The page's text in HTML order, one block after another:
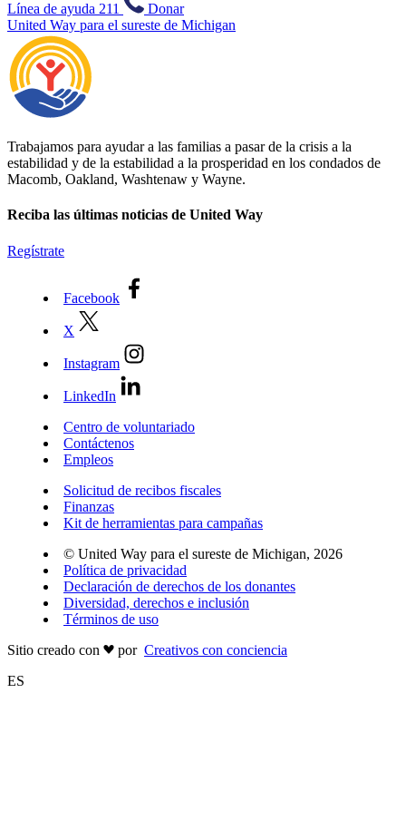
Línea de ayuda 211
Donar
United Way para el sureste de Michigan
Trabajamos para ayudar a las familias a pasar de la crisis a la
estabilidad y de la estabilidad a la prosperidad en los condados de
Macomb, Oakland, Washtenaw y Wayne.
Reciba las últimas noticias de United Way
Regístrate
Facebook
X
Instagram
LinkedIn
Centro de voluntariado
Contáctenos
Empleos
Solicitud de recibos fiscales
Finanzas
Kit de herramientas para campañas
© United Way para el sureste de Michigan, 2026
Política de privacidad
Declaración de derechos de los donantes
Diversidad, derechos e inclusión
Términos de uso
Sitio creado con
por Creativos con conciencia
ES